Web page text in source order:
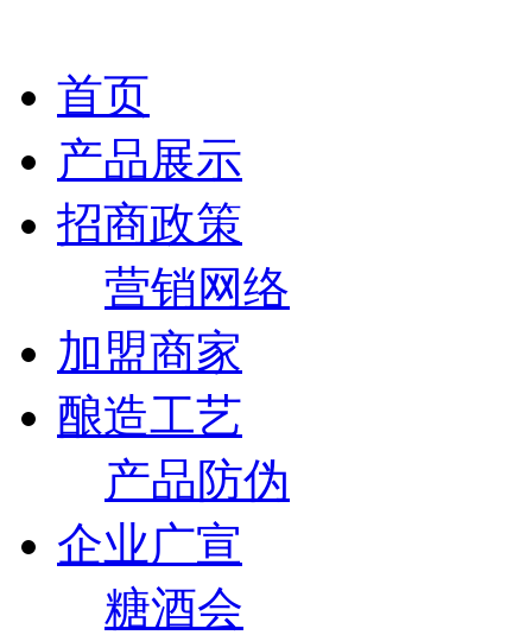
首页
产品展示
招商政策
营销网络
加盟商家
酿造工艺
产品防伪
企业广宣
糖酒会